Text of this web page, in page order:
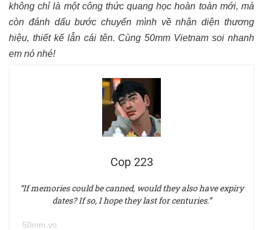
không chỉ là một công thức quang học hoàn toàn mới, mà
còn đánh dấu bước chuyển mình về nhận diện thương
hiệu, thiết kế lẫn cái tên. Cùng 50mm Vietnam soi nhanh
em nó nhé!
Cop 223
“If memories could be canned, would they also have expiry
dates? If so, I hope they last for centuries.”
50mm.vn